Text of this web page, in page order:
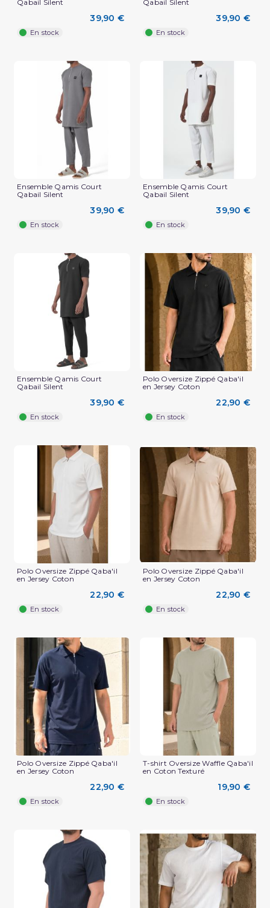
(3 avis)
Qabail Silent
39,90 €
En stock
Qabail Silent
39,90 €
En stock
Ensemble Qamis Court
Qabail Silent
39,90 €
En stock
Ensemble Qamis Court
Qabail Silent
39,90 €
En stock
Ensemble Qamis Court
Qabail Silent
39,90 €
En stock
Polo Oversize Zippé Qaba'il
en Jersey Coton
22,90 €
En stock
Polo Oversize Zippé Qaba'il
en Jersey Coton
22,90 €
En stock
Polo Oversize Zippé Qaba'il
en Jersey Coton
22,90 €
En stock
Polo Oversize Zippé Qaba'il
en Jersey Coton
22,90 €
En stock
T-shirt Oversize Waffle Qaba'il
en Coton Texturé
19,90 €
En stock